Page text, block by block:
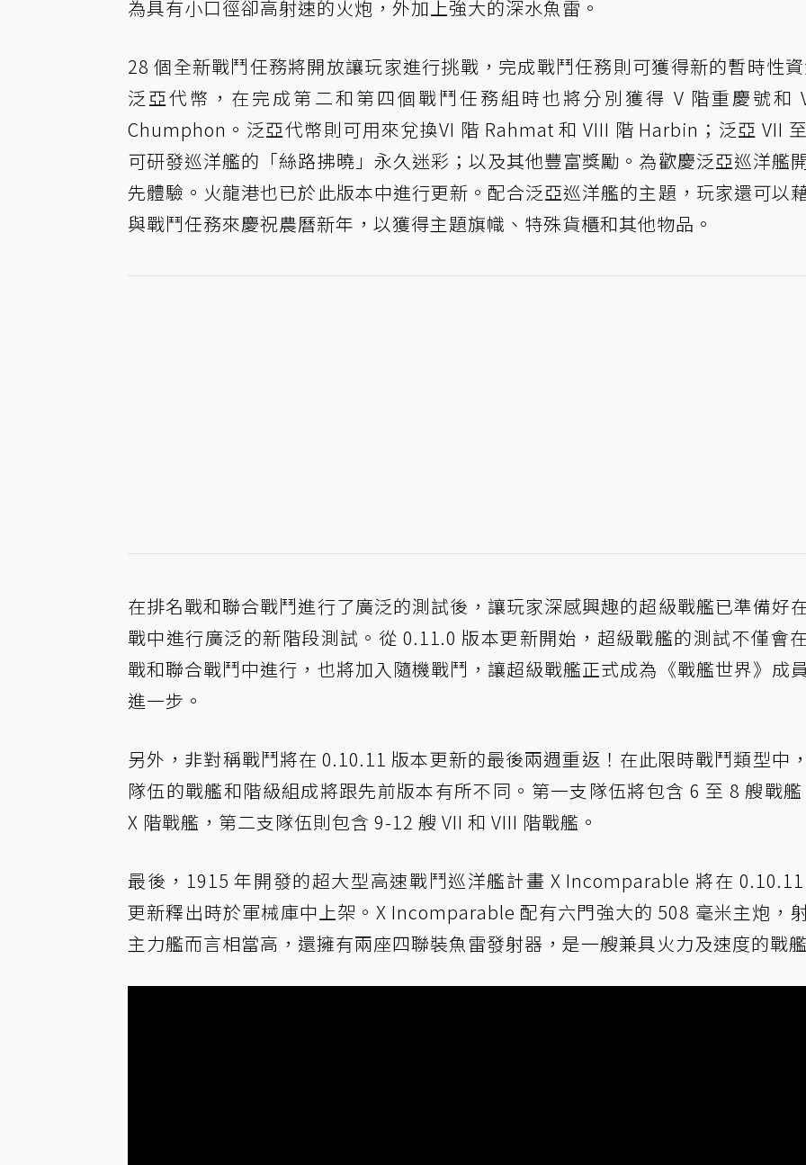
為具有小口徑卻高射速的火炮，外加上強大的深水魚雷。
28 個全新戰鬥任務將開放讓玩家進行挑戰，完成戰鬥任務則可獲得新的暫時性
泛亞代幣，在完成第二和第四個戰鬥任務組時也將分別獲得 V 階重慶號和
Chumphon。泛亞代幣則可用來兌換VI 階 Rahmat 和 VIII 階 Harbin；泛亞 VII
可研發巡洋艦的「絲路拂曉」永久迷彩；以及其他豐富獎勵。為歡慶泛亞巡洋艦
先體驗。火龍港也已於此版本中進行更新。配合泛亞巡洋艦的主題，玩家還可以
與戰鬥任務來慶祝農曆新年，以獲得主題旗幟、特殊貨櫃和其他物品。
在排名戰和聯合戰鬥進行了廣泛的測試後，讓玩家深感興趣的超級戰艦已準備好
戰中進行廣泛的新階段測試。從 0.11.0 版本更新開始，超級戰艦的測試不僅會
戰和聯合戰鬥中進行，也將加入隨機戰鬥，讓超級戰艦正式成為《戰艦世界》成
進一步。
另外，非對稱戰鬥將在 0.10.11 版本更新的最後兩週重返！在此限時戰鬥類型中
隊伍的戰艦和階級組成將跟先前版本有所不同。第一支隊伍將包含 6 至 8 艘戰艦
X 階戰艦，第二支隊伍則包含 9-12 艘 VII 和 VIII 階戰艦。
最後，1915 年開發的超大型高速戰鬥巡洋艦計畫 X Incomparable 將在
更新釋出時於軍械庫中上架。X Incomparable 配有六門強大的 508 毫米主炮，
主力艦而言相當高，還擁有兩座四聯裝魚雷發射器，是一艘兼具火力及速度的戰艦